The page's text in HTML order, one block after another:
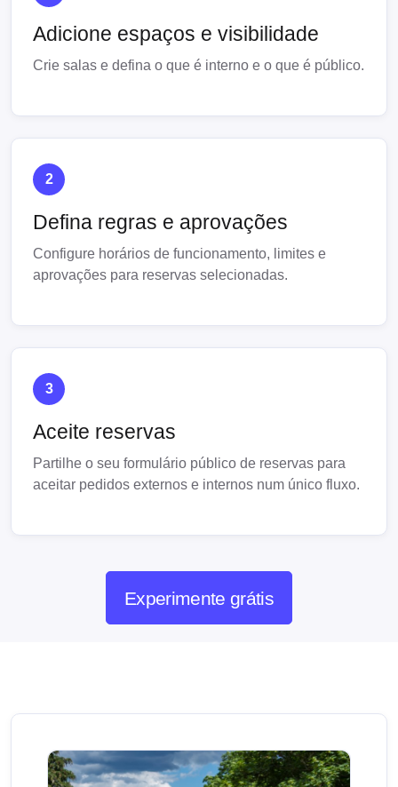
Adicione espaços e visibilidade
Crie salas e defina o que é interno e o que é público.
2
Defina regras e aprovações
Configure horários de funcionamento, limites e
aprovações para reservas selecionadas.
3
Aceite reservas
Partilhe o seu formulário público de reservas para
aceitar pedidos externos e internos num único fluxo.
Experimente grátis